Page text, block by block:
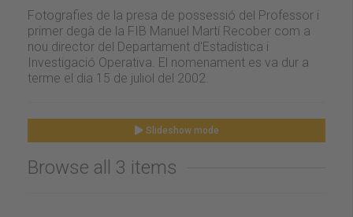
Fotografies de la presa de possessió del Professor i
primer degà de la FIB Manuel Martí Recober com a
nou director del Departament d'Estadística i
Investigació Operativa. El nomenament es va dur a
terme el dia 15 de juliol del 2002.
Slideshow mode
Browse all 3 items